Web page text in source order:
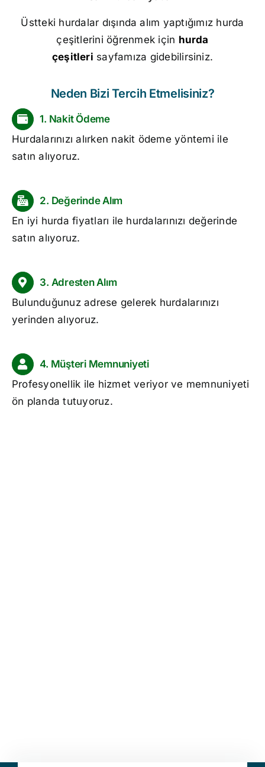
Üstteki hurdalar dışında alım yaptığımız hurda
çeşitlerini öğrenmek için hurda
çeşitleri sayfamıza gidebilirsiniz.
Neden Bizi Tercih Etmelisiniz?
1. Nakit Ödeme
Hurdalarınızı alırken nakit ödeme yöntemi ile
satın alıyoruz.
2. Değerinde Alım
En iyi hurda fiyatları ile hurdalarınızı değerinde
satın alıyoruz.
3. Adresten Alım
Bulunduğunuz adrese gelerek hurdalarınızı
yerinden alıyoruz.
4. Müşteri Memnuniyeti
Profesyonellik ile hizmet veriyor ve memnuniyeti
ön planda tutuyoruz.